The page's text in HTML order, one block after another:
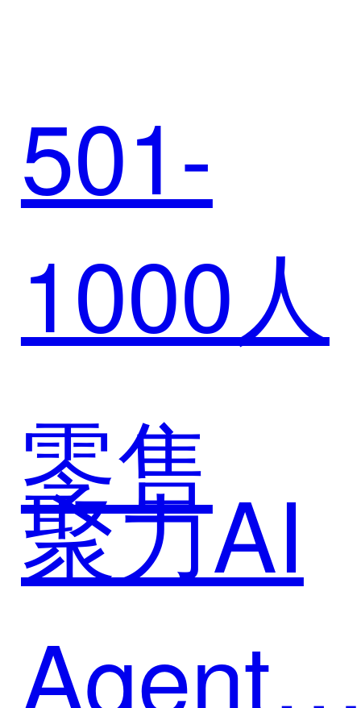
端白酒
增长难
题
业，重
构数智
化私域
生态新
501-
1000人
零售
聚力AI
Agent